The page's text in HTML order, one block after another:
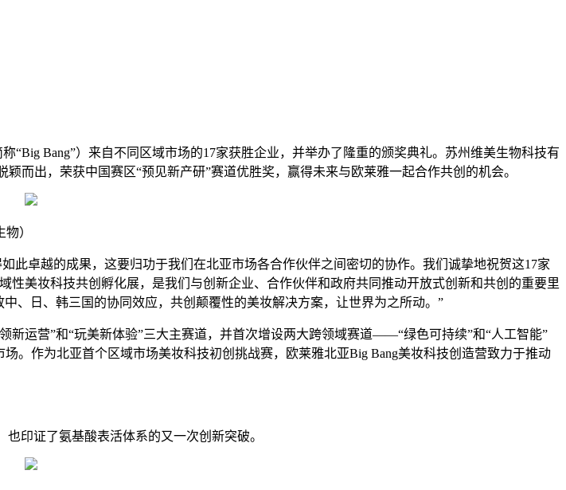
Bang”）来自不同区域市场的17家获胜企业，并举办了隆重的颁奖典礼。苏州维美生物科技有
而出，荣获中国赛区“预见新产研”赛道优胜奖，赢得未来与欧莱雅一起合作共创的机会。
）
卓越的成果，这要归功于我们在北亚市场各合作伙伴之间密切的协作。我们诚挚地祝贺这17家
美妆科技共创孵化展，是我们与创新企业、合作伙伴和政府共同推动开放式创新和共创的重要里
、日、韩三国的协同效应，共创颠覆性的美妆解决方案，让世界为之所动。”
运营”和“玩美新体验”三大主赛道，并首次增设两大跨领域赛道——“绿色可持续”和“人工智能”
。作为北亚首个区域市场美妆科技初创挑战赛，欧莱雅北亚Big Bang美妆科技创造营致力于推动
印证了氨基酸表活体系的又一次创新突破。